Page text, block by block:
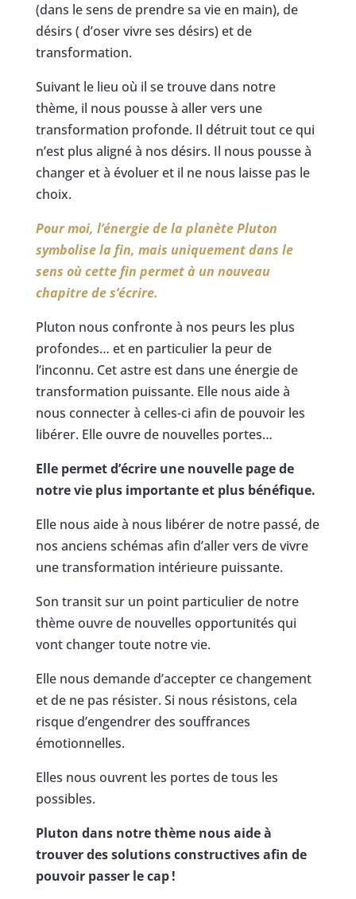
(dans le sens de prendre sa vie en main), de
désirs ( d’oser vivre ses désirs) et de
transformation.
Suivant le lieu où il se trouve dans notre
thème, il nous pousse à aller vers une
transformation profonde. Il détruit tout ce qui
n’est plus aligné à nos désirs. Il nous pousse à
changer et à évoluer et il ne nous laisse pas le
choix.
Pour moi, l’énergie de la planète Pluton
symbolise la fin, mais uniquement dans le
sens où cette fin permet à un nouveau
chapitre de s’écrire.
Pluton nous confronte à nos peurs les plus
profondes… et en particulier la peur de
l’inconnu. Cet astre est dans une énergie de
transformation puissante. Elle nous aide à
nous connecter à celles-ci afin de pouvoir les
libérer. Elle ouvre de nouvelles portes…
Elle permet d’écrire une nouvelle page de
notre vie plus importante et plus bénéfique.
Elle nous aide à nous libérer de notre passé, de
nos anciens schémas afin d’aller vers de vivre
une transformation intérieure puissante.
Son transit sur un point particulier de notre
thème ouvre de nouvelles opportunités qui
vont changer toute notre vie.
Elle nous demande d’accepter ce changement
et de ne pas résister. Si nous résistons, cela
risque d’engendrer des souffrances
émotionnelles.
Elles nous ouvrent les portes de tous les
possibles.
Pluton dans notre thème nous aide à
trouver des solutions constructives afin de
pouvoir passer le cap !